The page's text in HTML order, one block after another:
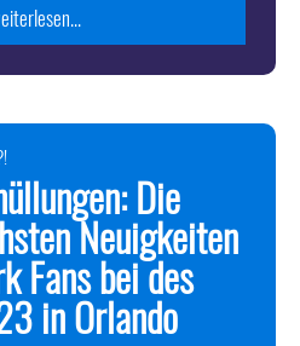
Die
Neuigkeiten
Fans bei des
in Orlando